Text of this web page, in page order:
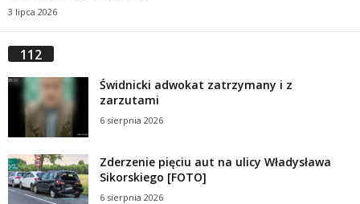
3 lipca 2026
112
Świdnicki adwokat zatrzymany i z
zarzutami
6 sierpnia 2026
Zderzenie pięciu aut na ulicy Władysława
Sikorskiego [FOTO]
6 sierpnia 2026